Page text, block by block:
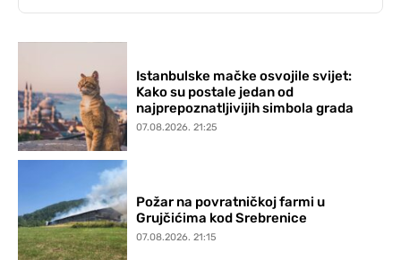
Istanbulske mačke osvojile svijet:
Kako su postale jedan od
najprepoznatljivijih simbola grada
07.08.2026. 21:25
Požar na povratničkoj farmi u
Grujčićima kod Srebrenice
07.08.2026. 21:15